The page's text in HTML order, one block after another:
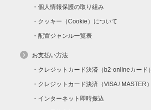
個人情報保護の取り組み
クッキー（Cookie）について
配置ジャンル一覧表
お支払い方法
クレジットカード決済（b2-onlineカード）
クレジットカード決済（VISA / MASTER）
インターネット即時振込